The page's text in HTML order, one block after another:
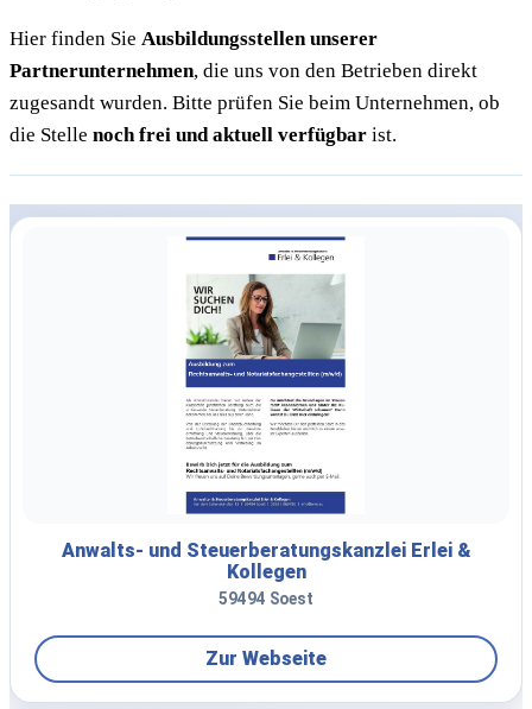
Hier finden Sie Ausbildungsstellen unserer
Partnerunternehmen, die uns von den Betrieben direkt
zugesandt wurden. Bitte prüfen Sie beim Unternehmen, ob
die Stelle noch frei und aktuell verfügbar ist.